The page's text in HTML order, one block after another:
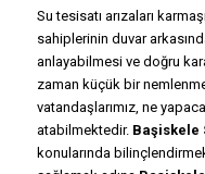
Su tesisatı arızaları
sahiplerinin duvar
anlayabilmesi ve doğru
zaman küçük bir
vatandaşlarımız, ne
atabilmektedir. Başiskele
konularında